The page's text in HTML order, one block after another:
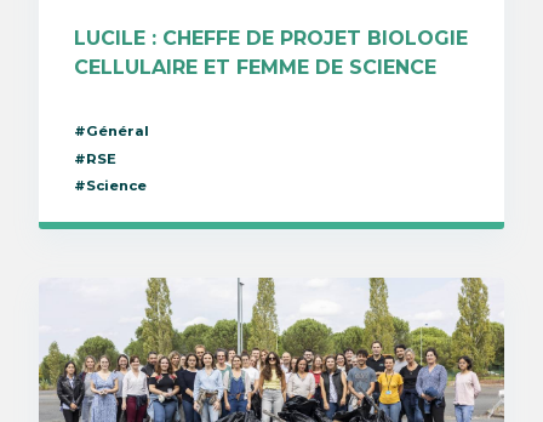
LUCILE : CHEFFE DE PROJET BIOLOGIE
CELLULAIRE ET FEMME DE SCIENCE
#Général
#RSE
#Science